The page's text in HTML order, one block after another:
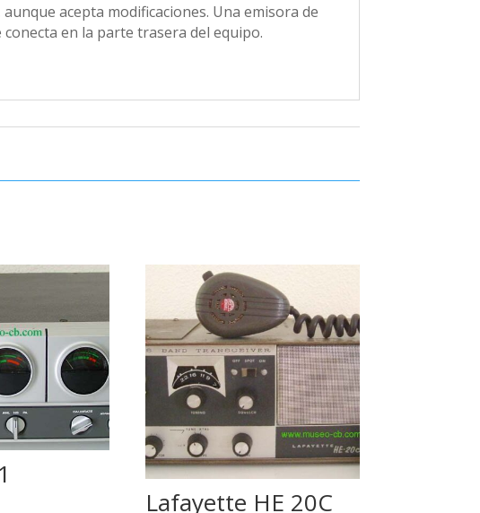
acepta modificaciones. Una emisora de
en la parte trasera del equipo.
Lafayette HE 20C